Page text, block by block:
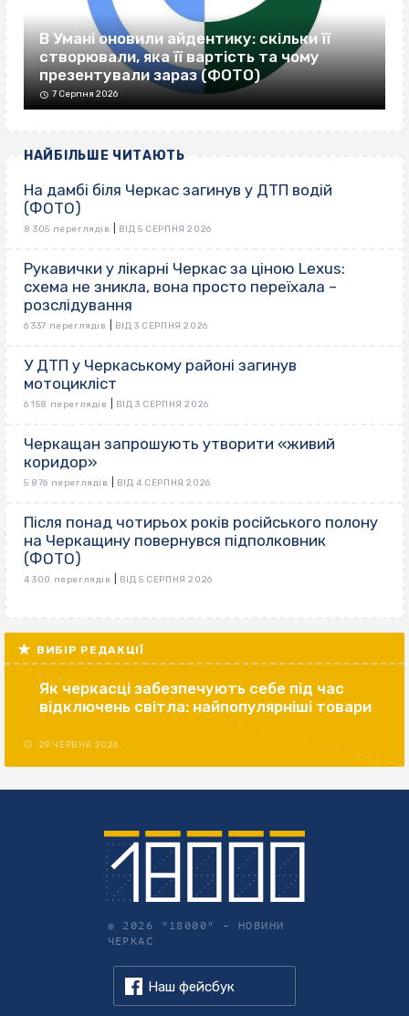
В Умані оновили айдентику: скільки її
створювали, яка її вартість та чому
презентували зараз (ФОТО)
7 Серпня 2026
НАЙБІЛЬШЕ ЧИТАЮТЬ
На дамбі біля Черкас загинув у ДТП водій
(ФОТО)
8 305 переглядів ВІД 5 СЕРПНЯ 2026
Рукавички у лікарні Черкас за ціною Lexus:
схема не зникла, вона просто переїхала –
розслідування
6 337 переглядів ВІД 3 СЕРПНЯ 2026
У ДТП у Черкаському районі загинув
мотоцикліст
6 158 переглядів ВІД 3 СЕРПНЯ 2026
Черкащан запрошують утворити «живий
коридор»
5 876 переглядів ВІД 4 СЕРПНЯ 2026
Після понад чотирьох років російського полону
на Черкащину повернувся підполковник
(ФОТО)
4 300 переглядів ВІД 5 СЕРПНЯ 2026
ВИБІР РЕДАКЦІЇ
Як черкасці забезпечують себе під час
відключень світла: найпопулярніші товари
29 ЧЕРВНЯ 2026
© 2026 "18000" – НОВИНИ
ЧЕРКАС
Наш фейсбук